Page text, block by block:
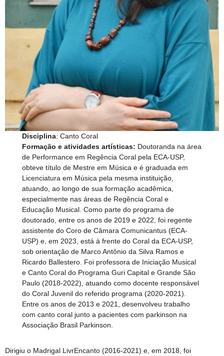
Disciplina: Canto Coral
Formação e atividades artísticas: Doutoranda na área
de Performance em Regência Coral pela ECA-USP,
obteve título de Mestre em Música e é graduada em
Licenciatura em Música pela mesma instituição,
atuando, ao longo de sua formação acadêmica,
especialmente nas áreas de Regência Coral e
Educação Musical. Como parte do programa de
doutorado, entre os anos de 2019 e 2022, foi regente
assistente do Coro de Câmara Comunicantus (ECA-
USP) e, em 2023, está à frente do Coral da ECA-USP,
sob orientação de Marco Antônio da Silva Ramos e
Ricardo Ballestero. Foi professora de Iniciação Musical
e Canto Coral do Programa Guri Capital e Grande São
Paulo (2018-2022), atuando como docente responsável
do Coral Juvenil do referido programa (2020-2021).
Entre os anos de 2013 e 2021, desenvolveu trabalho
com canto coral junto a pacientes com parkinson na
Associação Brasil Parkinson.
Dirigiu o Madrigal LivrEncanto (2016-2021) e, em 2018, foi